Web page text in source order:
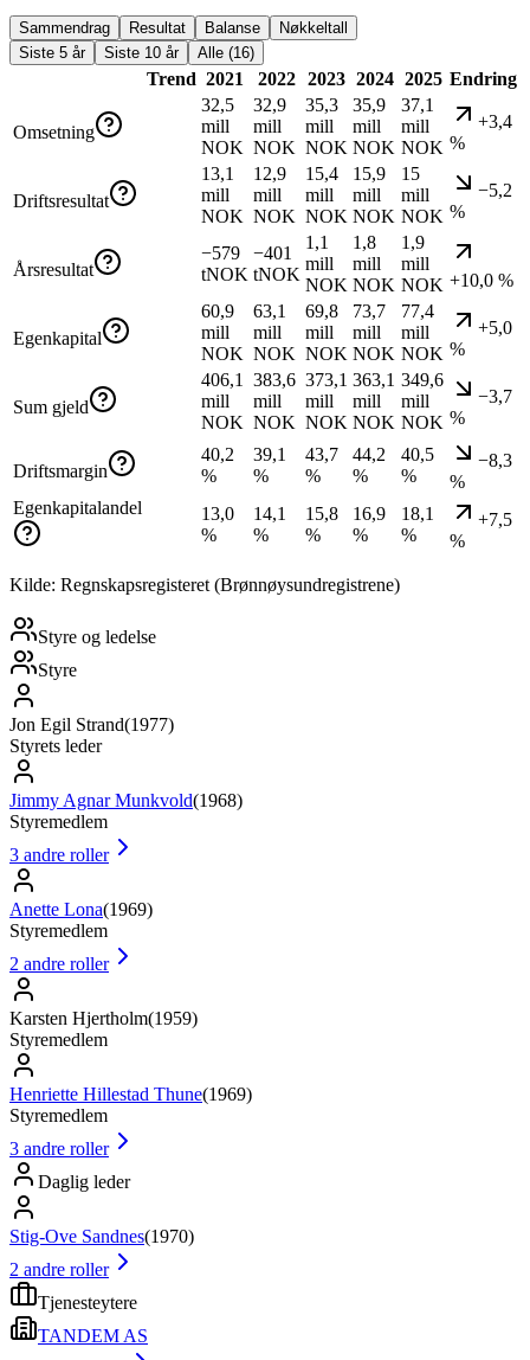
Sammendrag Resultat Balanse
Nøkkeltall
Siste 5 år
Siste 10 år Alle (16)
Trend 2021 2022 2023 2024 2025 Endring
Omsetning
32,5
mill
NOK
32,9
mill
NOK
35,3
mill
NOK
35,9
mill
NOK
37,1
mill
NOK
+3,4
%
Driftsresultat
13,1
mill
NOK
12,9
mill
NOK
15,4
mill
NOK
15,9
mill
NOK
15
mill
NOK
−5,2
%
Årsresultat
−579
tNOK
−401
tNOK
1,1
mill
NOK
1,8
mill
NOK
1,9
mill
NOK +10,0 %
Egenkapital
60,9
mill
NOK
63,1
mill
NOK
69,8
mill
NOK
73,7
mill
NOK
77,4
mill
NOK
+5,0
%
Sum gjeld
406,1
mill
NOK
383,6
mill
NOK
373,1
mill
NOK
363,1
mill
NOK
349,6
mill
NOK
−3,7
%
Driftsmargin
40,2
%
39,1
%
43,7
%
44,2
%
40,5
%
−8,3
%
Egenkapitalandel
13,0
%
14,1
%
15,8
%
16,9
%
18,1
%
+7,5
%
Kilde: Regnskapsregisteret (Brønnøysundregistrene)
Styre og ledelse
Styre
Jon Egil Strand(1977)
Styrets leder
Jimmy Agnar Munkvold(1968)
Styremedlem
3 andre roller
Anette Lona(1969)
Styremedlem
2 andre roller
Karsten Hjertholm(1959)
Styremedlem
Henriette Hillestad Thune(1969)
Styremedlem
3 andre roller
Daglig leder
Stig-Ove Sandnes(1970)
2 andre roller
Tjenesteytere
TANDEM AS